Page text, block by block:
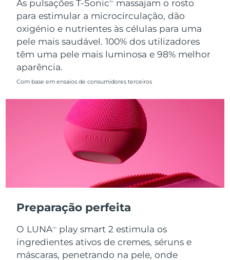
As pulsações T-SonicTM
massajam o rosto
para estimular a microcirculação, dão
oxigénio e nutrientes às células para uma
pele mais saudável. 100% dos utilizadores
têm uma pele mais luminosa e 98% melhor
aparência.
Com base em ensaios de consumidores terceiros
Preparação perfeita
O LUNATM
play smart 2 estimula os
ingredientes ativos de cremes, séruns e
máscaras, penetrando na pele, onde
Singapura Entrega prevista
Eslováquia Entrega prevista08.08.26
Eslovênia
Coreia do Sul Entrega prevista
Entrega prevista
Suíça Entrega prevista08.08.26
Taiwan Entrega prevista
Tailândia